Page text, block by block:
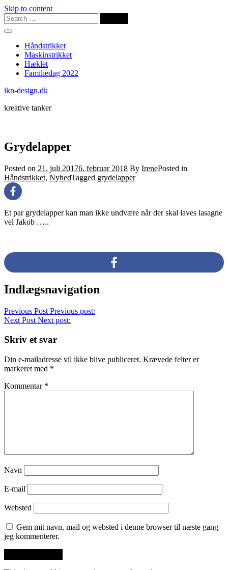
Skip to content
Håndstrikket
Maskinstrikket
Hæklet
Familiedag 2022
ikn-design.dk
kreative tanker
Grydelapper
Posted on 21. juli 20176. februar 2018 By IrenePosted in
Håndstrikket, NyhedTagged grydelapper
Et par grydelapper kan man ikke undvære når der skal laves lasagne
vel Jakob …..
Indlægsnavigation
Previous Post Previous post:
Next Post Next post:
Skriv et svar
Din e-mailadresse vil ikke blive publiceret. Krævede felter er
markeret med *
Kommentar *
Navn
E-mail
Websted
Gem mit navn, mail og websted i denne browser til næste gang
jeg kommenterer.